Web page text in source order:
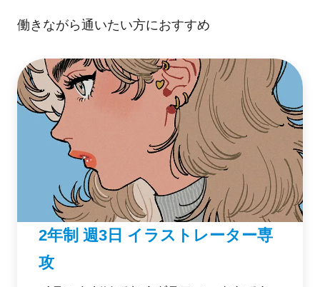
働きながら通いたい方におすすめ
2年制 週3日 イラストレーター専
攻